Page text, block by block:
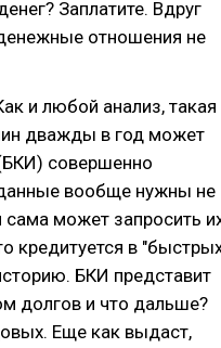
Заплатите. Вдруг
отношения не
и любой анализ, такая
дважды в год может
совершенно
данные вообще нужны не
сама может запросить
кредитуется в
БКИ представит
долгов и что дальше?
Еще как выдаст,